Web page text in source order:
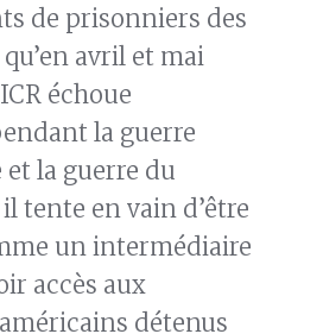
de prisonniers des
avril et mai
échoue
la guerre
la guerre du
tente en vain d’être
un intermédiaire
accès aux
détenus